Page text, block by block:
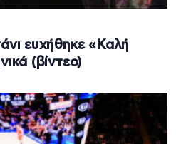
ευχήθηκε «Καλή
(βίντεο)